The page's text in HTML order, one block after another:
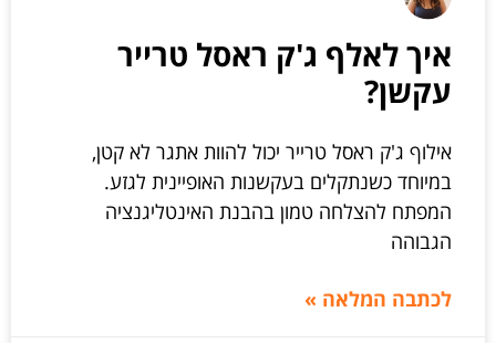
איך לאלף ג'ק ראסל טרייר
עקשן?
אילוף ג'ק ראסל טרייר יכול להוות אתגר לא קטן,
במיוחד כשנתקלים בעקשנות האופיינית לגזע.
המפתח להצלחה טמון בהבנת האינטליגנציה
הגבוהה
לכתבה המלאה »